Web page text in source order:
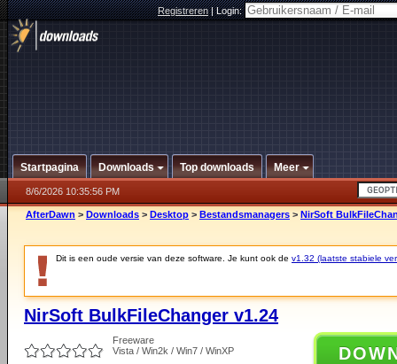
Registreren|Login:
Startpagina Downloads Top downloads Meer
8/6/2026 10:35:56 PM
AfterDawn > Downloads > Desktop > Bestandsmanagers > NirSoft
Dit is een oude versie van deze software. Je kunt ook de v1.32 (laatste stabiele
NirSoft BulkFileChanger v1.24
Freeware
Vista / Win2k / Win7 / WinXP